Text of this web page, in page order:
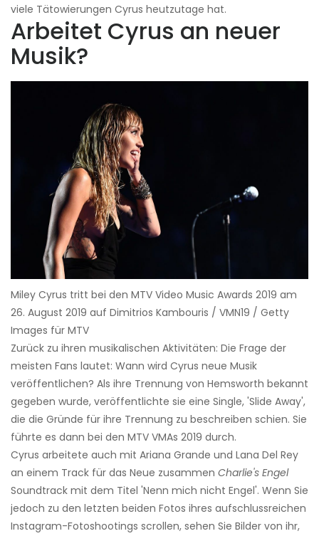
viele Tätowierungen Cyrus heutzutage hat.
Arbeitet Cyrus an neuer
Musik?
Miley Cyrus tritt bei den MTV Video Music Awards 2019 am
26. August 2019 auf Dimitrios Kambouris / VMN19 / Getty
Images für MTV
Zurück zu ihren musikalischen Aktivitäten: Die Frage der
meisten Fans lautet: Wann wird Cyrus neue Musik
veröffentlichen? Als ihre Trennung von Hemsworth bekannt
gegeben wurde, veröffentlichte sie eine Single, 'Slide Away',
die die Gründe für ihre Trennung zu beschreiben schien. Sie
führte es dann bei den MTV VMAs 2019 durch.
Cyrus arbeitete auch mit Ariana Grande und Lana Del Rey
an einem Track für das Neue zusammen Charlie's Engel
Soundtrack mit dem Titel 'Nenn mich nicht Engel'. Wenn Sie
jedoch zu den letzten beiden Fotos ihres aufschlussreichen
Instagram-Fotoshootings scrollen, sehen Sie Bilder von ihr,